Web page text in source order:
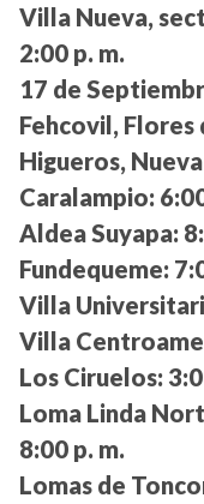
Villa Nueva,
2:00 p. m.
17 de
Fehcovil,
Higueros,
Caralampio:
Aldea Suyapa:
Fundequeme:
Villa
Villa
Los Ciruelos:
Loma Linda
8:00 p. m.
Lomas de